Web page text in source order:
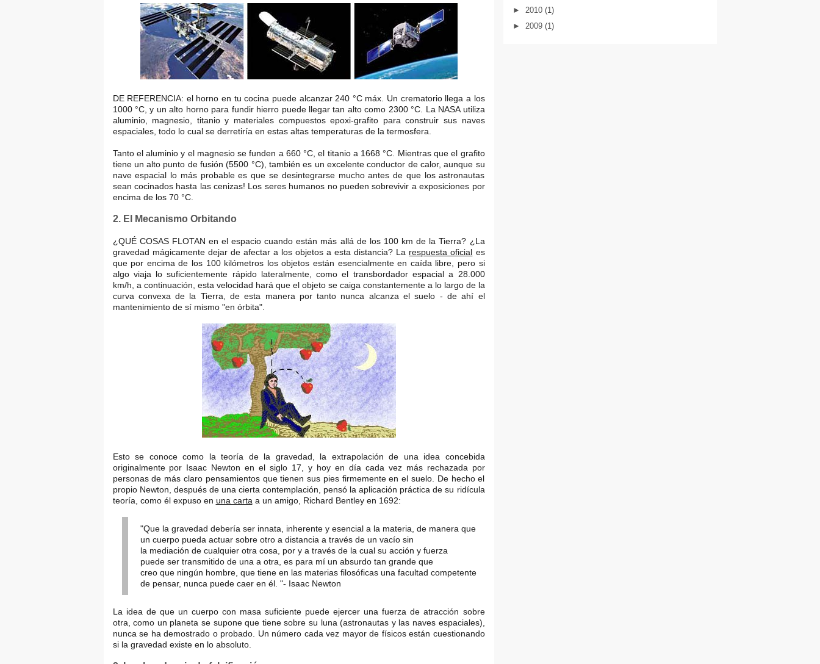
DE REFERENCIA: el horno en tu cocina puede alcanzar 240 °C máx. Un crematorio llega a los
1000 °C, y un alto horno para fundir hierro puede llegar tan alto como 2300 °C. La NASA utiliza
aluminio, magnesio, titanio y materiales compuestos epoxi-grafito para construir sus naves
espaciales, todo lo cual se derretiría en estas altas temperaturas de la termosfera.
Tanto el aluminio y el magnesio se funden a 660 °C, el titanio a 1668 °C. Mientras que el grafito
tiene un alto punto de fusión (5500 °C), también es un excelente conductor de calor, aunque su
nave espacial lo más probable es que se desintegrarse mucho antes de que los astronautas
sean cocinados hasta las cenizas! Los seres humanos no pueden sobrevivir a exposiciones por
encima de los 70 °C.
2. El Mecanismo Orbitando
¿QUÉ COSAS FLOTAN en el espacio cuando están más allá de los 100 km de la Tierra? ¿La
gravedad mágicamente dejar de afectar a los objetos a esta distancia? La respuesta oficial es
que por encima de los 100 kilómetros los objetos están esencialmente en caída libre, pero si
algo viaja lo suficientemente rápido lateralmente, como el transbordador espacial a 28.000
km/h, a continuación, esta velocidad hará que el objeto se caiga constantemente a lo largo de la
curva convexa de la Tierra, de esta manera por tanto nunca alcanza el suelo - de ahí el
mantenimiento de sí mismo "en órbita".
Esto se conoce como la teoría de la gravedad, la extrapolación de una idea concebida
originalmente por Isaac Newton en el siglo 17, y hoy en día cada vez más rechazada por
personas de más claro pensamientos que tienen sus pies firmemente en el suelo. De hecho el
propio Newton, después de una cierta contemplación, pensó la aplicación práctica de su ridícula
teoría, como él expuso en una carta a un amigo, Richard Bentley en 1692:
"Que la gravedad debería ser innata, inherente y esencial a la materia, de manera que
un cuerpo pueda actuar sobre otro a distancia a través de un vacío sin
la mediación de cualquier otra cosa, por y a través de la cual su acción y fuerza
puede ser transmitido de una a otra, es para mí un absurdo tan grande que
creo que ningún hombre, que tiene en las materias filosóficas una facultad competente
de pensar, nunca puede caer en él. "- Isaac Newton
La idea de que un cuerpo con masa suficiente puede ejercer una fuerza de atracción sobre
otra, como un planeta se supone que tiene sobre su luna (astronautas y las naves espaciales),
nunca se ha demostrado o probado. Un número cada vez mayor de físicos están cuestionando
si la gravedad existe en lo absoluto.
► 2010 (1)
► 2009 (1)